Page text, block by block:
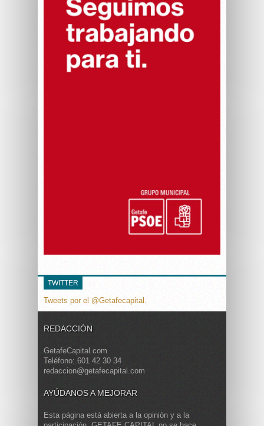
TWITTER
Tweets por el @Getafecapital.
REDACCIÓN
GetafeCapital.com
Teléfono: 601 42 30 34
redaccion@getafecapital.com
AYÚDANOS A MEJORAR
Esta página está abierta a la opinión y a la